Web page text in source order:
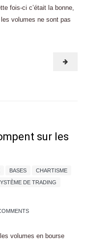
fois-ci c’était la bonne,
volumes ne sont pas
sur les
BASES
CHARTISME
DE TRADING